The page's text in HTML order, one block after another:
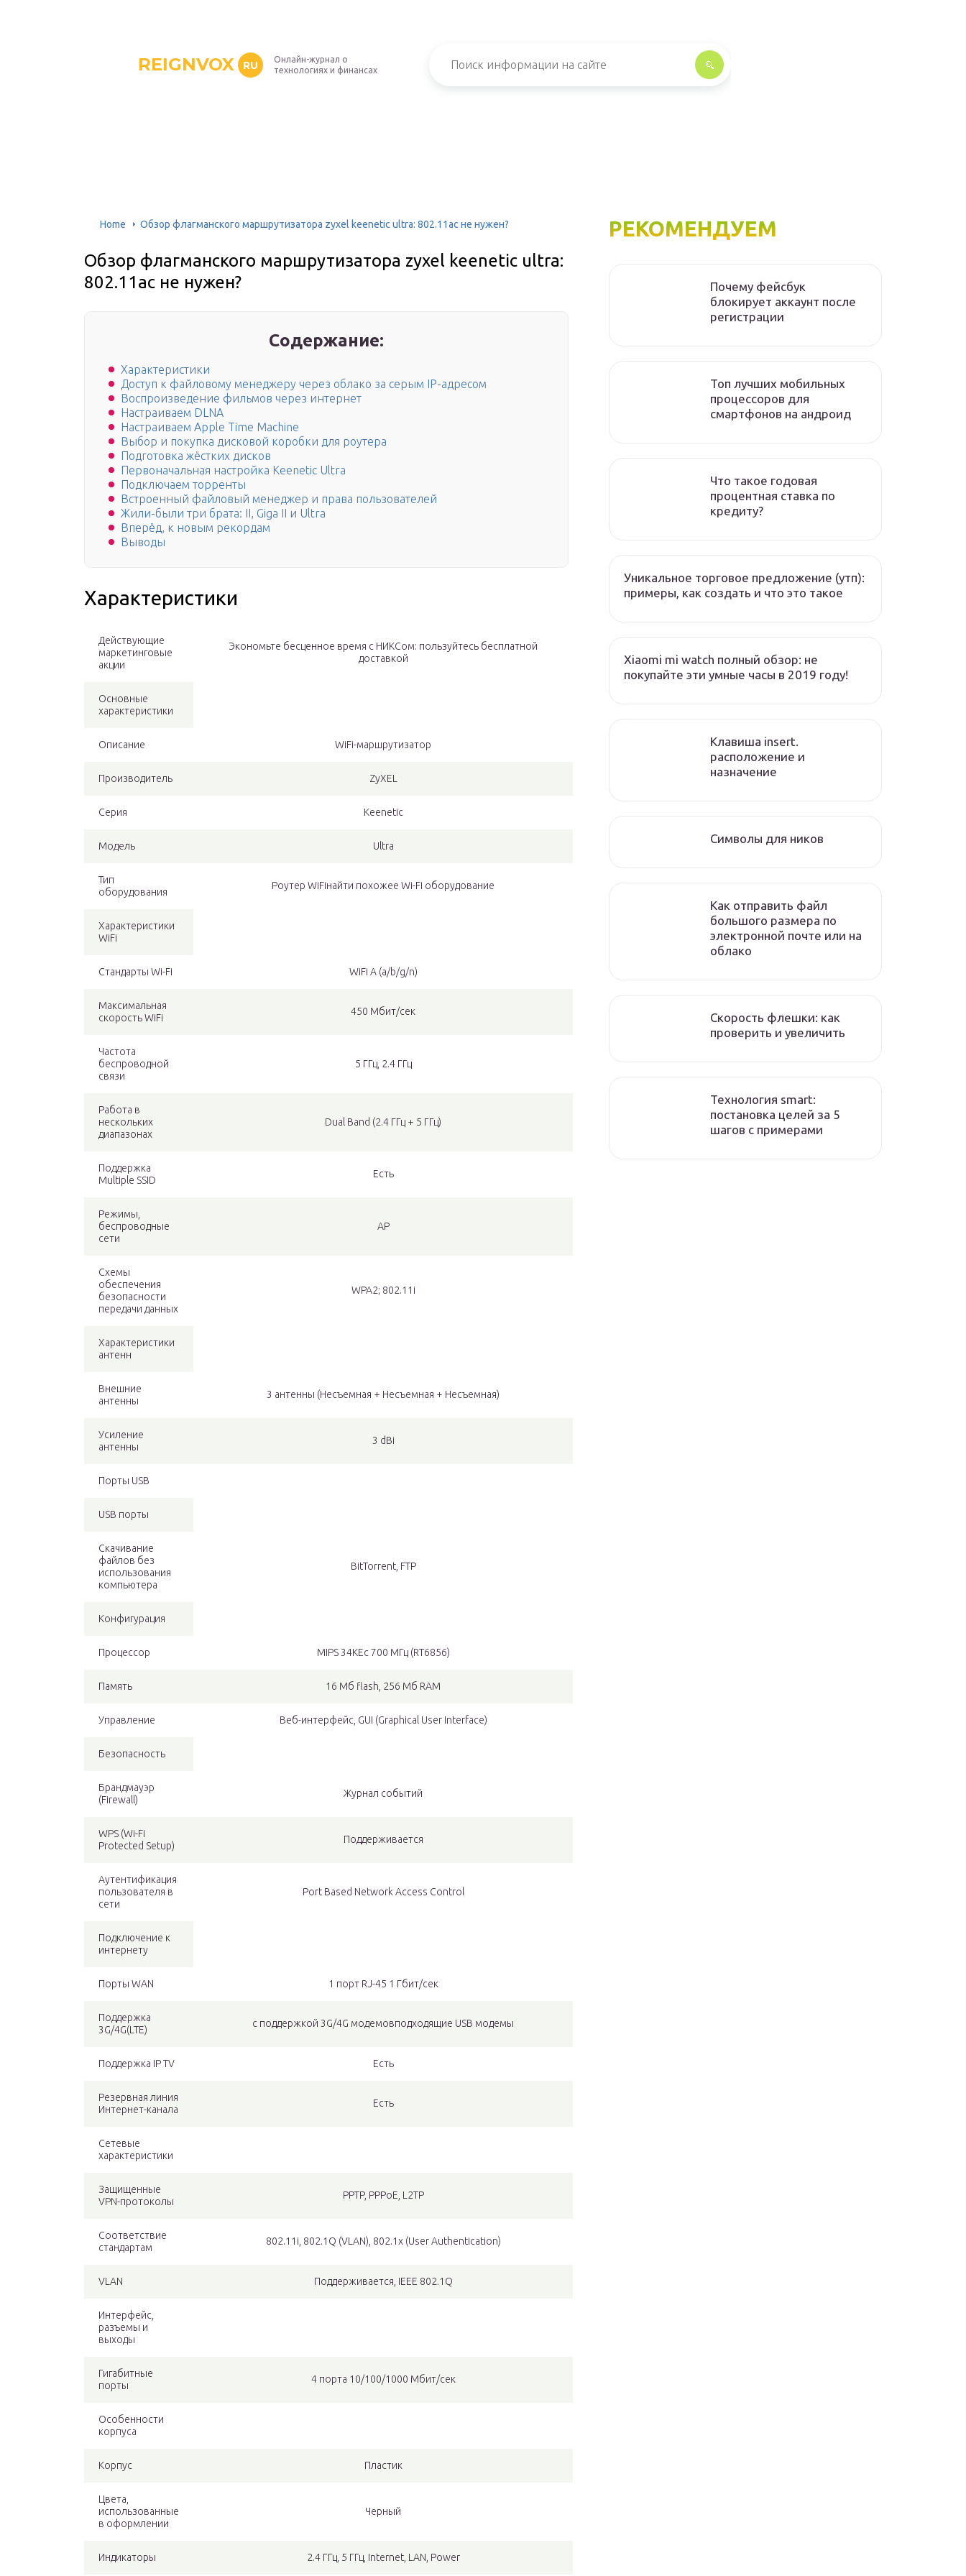
REIGNVOX RU
Онлайн-журнал о
технологиях и финансах
Home Обзор флагманского маршрутизатора zyxel keenetic ultra: 802.11ac не нужен?
Обзор флагманского маршрутизатора zyxel keenetic ultra:
802.11ac не нужен?
Содержание:
Характеристики
Доступ к файловому менеджеру через облако за серым IP-адресом
Воспроизведение фильмов через интернет
Настраиваем DLNA
Настраиваем Apple Time Machine
Выбор и покупка дисковой коробки для роутера
Подготовка жёстких дисков
Первоначальная настройка Keenetic Ultra
Подключаем торренты
Встроенный файловый менеджер и права пользователей
Жили-были три брата: II, Giga II и Ultra
Вперёд, к новым рекордам
Выводы
Характеристики
Действующие
маркетинговые
акции
Экономьте бесценное время с НИКСом: пользуйтесь бесплатной
доставкой
Основные
характеристики
Описание WiFi-маршрутизатор
Производитель ZyXEL
Серия Keenetic
Модель Ultra
Тип
оборудования
Роутер WiFiнайти похожее Wi-Fi оборудование
Характеристики
WiFi
Стандарты Wi-Fi WiFi A (a/b/g/n)
Максимальная
скорость WiFi
450 Мбит/сек
Частота
беспроводной
связи
5 ГГц, 2.4 ГГц
Работа в
нескольких
диапазонах
Dual Band (2.4 ГГц + 5 ГГц)
Поддержка
Multiple SSID
Есть
Режимы,
беспроводные
сети
AP
Схемы
обеспечения
безопасности
передачи данных
WPA2; 802.11i
Характеристики
антенн
Внешние
антенны
3 антенны (Несъемная + Несъемная + Несъемная)
Усиление
антенны
3 dBi
Порты USB
USB порты
Скачивание
файлов без
использования
компьютера
BitTorrent, FTP
Конфигурация
Процессор MIPS 34KEc 700 МГц (RT6856)
Память 16 Мб flash, 256 Мб RAM
Управление Веб-интерфейс, GUI (Graphical User Interface)
Безопасность
Брандмауэр
(Firewall)
Журнал событий
WPS (Wi-Fi
Protected Setup)
Поддерживается
Аутентификация
пользователя в
сети
Port Based Network Access Control
Подключение к
интернету
Порты WAN 1 порт RJ-45 1 Гбит/сек
Поддержка
3G/4G(LTE)
с поддержкой 3G/4G модемовподходящие USB модемы
Поддержка IP TV Есть
Резервная линия
Интернет-канала
Есть
Сетевые
характеристики
Защищенные
VPN-протоколы
PPTP, PPPoE, L2TP
Соответствие
стандартам
802.11i, 802.1Q (VLAN), 802.1x (User Authentication)
VLAN Поддерживается, IEEE 802.1Q
Интерфейс,
разъемы и
выходы
Гигабитные
порты
4 порта 10/100/1000 Мбит/сек
Особенности
корпуса
Корпус Пластик
Цвета,
использованные
в оформлении
Черный
Индикаторы 2.4 ГГц, 5 ГГц, Internet, LAN, Power
РЕКОМЕНДУЕМ
Почему фейсбук
блокирует аккаунт после
регистрации
Топ лучших мобильных
процессоров для
смартфонов на андроид
Что такое годовая
процентная ставка по
кредиту?
Уникальное торговое предложение (утп):
примеры, как создать и что это такое
Xiaomi mi watch полный обзор: не
покупайте эти умные часы в 2019 году!
Клавиша insert.
расположение и
назначение
Символы для ников
Как отправить файл
большого размера по
электронной почте или на
облако
Скорость флешки: как
проверить и увеличить
Технология smart:
постановка целей за 5
шагов с примерами